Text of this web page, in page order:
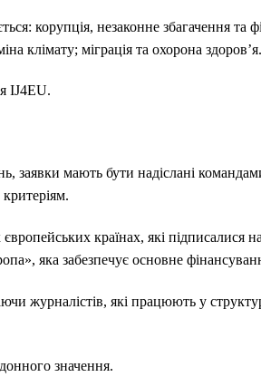
корупція, незаконне збагачення та
клімату; міграція та охорона здоров’я.
IJ4EU.
заявки мають бути надіслані
країнах, які підписалися
яка забезпечує основне
журналістів, які працюють у
значення.